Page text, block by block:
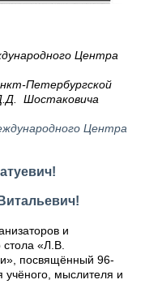
Центра
Петербургской
Шостаковича
Центра
и
стола «Л.В.
посвящённый 96-
мыслителя и